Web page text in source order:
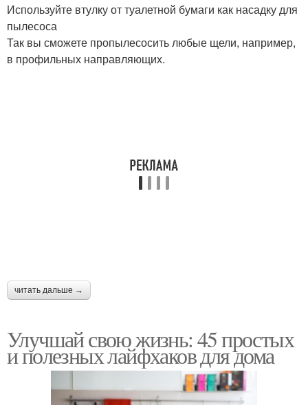
Используйте втулку от туалетной бумаги как насадку для
пылесоса
Так вы сможете пропылесосить любые щели, например,
в профильных направляющих.
читать дальше →
Улучшай свою жизнь: 45 простых
и полезных лайфхаков для дома